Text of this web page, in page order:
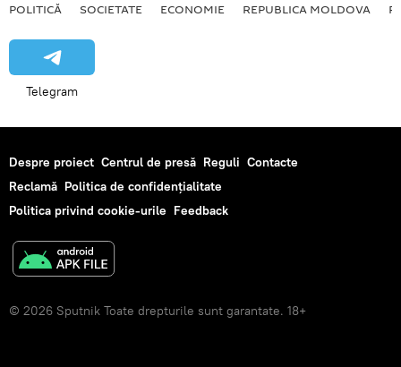
POLITICĂ SOCIETATE ECONOMIE REPUBLICA MOLDOVA
Telegram
Despre proiect Centrul de presă Reguli Contacte
Reclamă Politica de confidențialitate
Politica privind cookie-urile Feedback
© 2026 Sputnik Toate drepturile sunt garantate. 18+